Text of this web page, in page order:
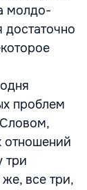
молдо-
достаточно
проблем
отношений
три
все три,